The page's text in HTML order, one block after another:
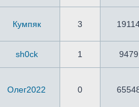
Кумпяк 3
sh0ck 1 9479
Олег2022 0